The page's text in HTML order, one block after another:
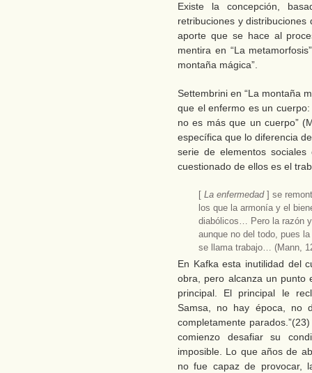
Existe la concepción,
retribuciones y
aporte que se hace al
mentira en “La
montaña mágica”.
Settembrini en “La montaña
que el enfermo es un
no es más que un cuerpo”
específica que lo diferencia
serie de elementos
cuestionado de ellos es el
[ La enfermedad ] se
los que la armonía y el
diabólicos… Pero la razón
aunque no del todo, pues
se llama trabajo… (Mann,
En Kafka esta inutilidad del
obra, pero alcanza un punto
principal. El principal le
Samsa, no hay época, no
completamente
comienzo desafiar su
imposible. Lo que años de
no fue capaz de provocar,